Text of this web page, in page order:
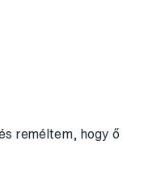
reméltem, hogy ő